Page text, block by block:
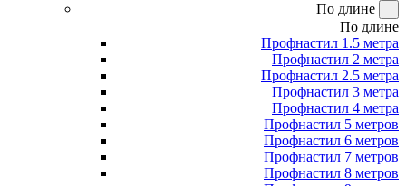
По длине
По длине
Профнастил 1.5 метра
Профнастил 2 метра
Профнастил 2.5 метра
Профнастил 3 метра
Профнастил 4 метра
Профнастил 5 метров
Профнастил 6 метров
Профнастил 7 метров
Профнастил 8 метров